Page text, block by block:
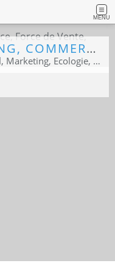
MENU
ECONOMIE, MARKETING, COMMERCE, FORCE DE VENTE, ECOLOGIE
Magazine d’Economie, Commercial, Marketing, Ecologie, Sport business